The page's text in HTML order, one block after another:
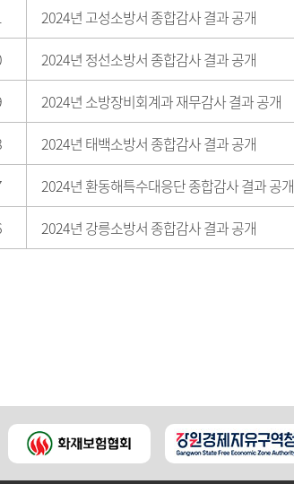
2024년 고성소방서 종합감사 결과 공개
2024년 정선소방서 종합감사 결과 공개
2024년 소방장비회계과 재무감사 결과 공개
2024년 태백소방서 종합감사 결과 공개
2024년 환동해특수대응단 종합감사 결과 공개
2024년 강릉소방서 종합감사 결과 공개